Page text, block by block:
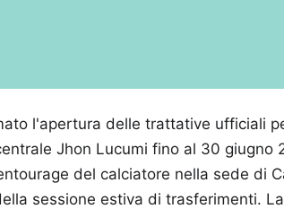
l'apertura delle trattative ufficiali
Jhon Lucumi fino al 30 giugno
del calciatore nella sede di
sessione estiva di trasferimenti.